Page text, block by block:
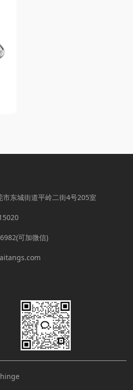
市东城街道平岭二街4号205室
可加微信)